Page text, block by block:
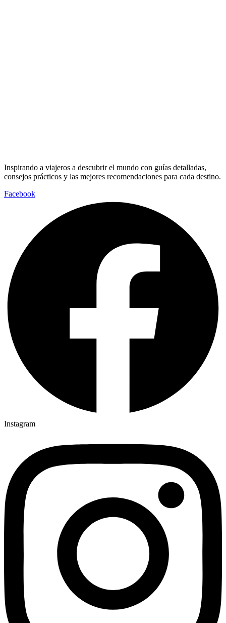
Inspirando a viajeros a descubrir el mundo con guías detalladas,
consejos prácticos y las mejores recomendaciones para cada destino.
Facebook
Instagram